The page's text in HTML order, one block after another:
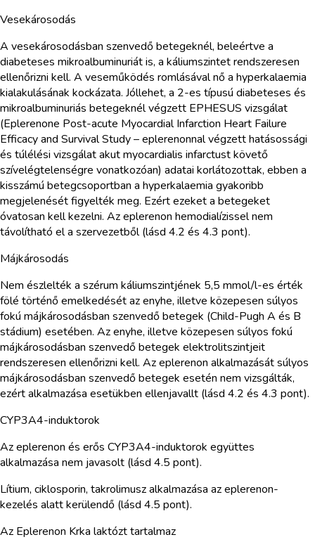
Vesekárosodás
A vesekárosodásban szenvedő betegeknél, beleértve a
diabeteses mikroalbuminuriát is, a káliumszintet rendszeresen
ellenőrizni kell. A veseműködés romlásával nő a hyperkalaemia
kialakulásának kockázata. Jóllehet, a 2-es típusú diabeteses és
mikroalbuminuriás betegeknél végzett EPHESUS vizsgálat
(Eplerenone Post-acute Myocardial Infarction Heart Failure
Efficacy and Survival Study – eplerenonnal végzett hatásossági
és túlélési vizsgálat akut myocardialis infarctust követő
szívelégtelenségre vonatkozóan) adatai korlátozottak, ebben a
kisszámú betegcsoportban a hyperkalaemia gyakoribb
megjelenését figyelték meg. Ezért ezeket a betegeket
óvatosan kell kezelni. Az eplerenon hemodialízissel nem
távolítható el a szervezetből (lásd 4.2 és 4.3 pont).
Májkárosodás
Nem észlelték a szérum káliumszintjének 5,5 mmol/l-es érték
fölé történő emelkedését az enyhe, illetve közepesen súlyos
fokú májkárosodásban szenvedő betegek (Child-Pugh A és B
stádium) esetében. Az enyhe, illetve közepesen súlyos fokú
májkárosodásban szenvedő betegek elektrolitszintjeit
rendszeresen ellenőrizni kell. Az eplerenon alkalmazását súlyos
májkárosodásban szenvedő betegek esetén nem vizsgálták,
ezért alkalmazása esetükben ellenjavallt (lásd 4.2 és 4.3 pont).
CYP3A4-induktorok
Az eplerenon és erős CYP3A4-induktorok együttes
alkalmazása nem javasolt (lásd 4.5 pont).
Lítium, ciklosporin, takrolimusz alkalmazása az eplerenon-
kezelés alatt kerülendő (lásd 4.5 pont).
Az Eplerenon Krka laktózt tartalmaz